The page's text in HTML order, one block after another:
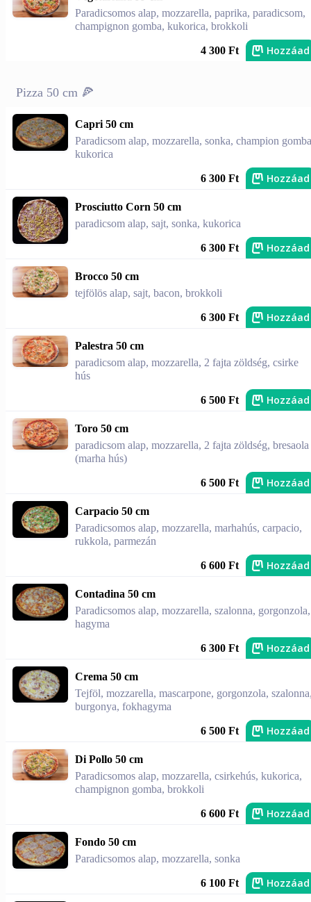
Paradicsomos alap, mozzarella, paprika, paradicsom,
champignon gomba, kukorica, brokkoli
4 300 Ft Hozzáad
Pizza 50 cm 🍕
Capri 50 cm
Paradicsom alap, mozzarella, sonka, champion
kukorica
6 300 Ft Hozzáad
Prosciutto Corn 50 cm
paradicsom alap, sajt, sonka, kukorica
6 300 Ft Hozzáad
Brocco 50 cm
tejfölös alap, sajt, bacon, brokkoli
6 300 Ft Hozzáad
Palestra 50 cm
paradicsom alap, mozzarella, 2 fajta zöldség, csirke
hús
6 500 Ft Hozzáad
Toro 50 cm
paradicsom alap, mozzarella, 2 fajta zöldség, bresaola
(marha hús)
6 500 Ft Hozzáad
Carpacio 50 cm
Paradicsomos alap, mozzarella, marhahús, carpacio,
rukkola, parmezán
6 600 Ft Hozzáad
Contadina 50 cm
Paradicsomos alap, mozzarella, szalonna, gorgonzola,
hagyma
6 300 Ft Hozzáad
Crema 50 cm
Tejföl, mozzarella, mascarpone, gorgonzola,
burgonya, fokhagyma
6 500 Ft Hozzáad
Di Pollo 50 cm
Paradicsomos alap, mozzarella, csirkehús, kukorica,
champignon gomba, brokkoli
6 600 Ft Hozzáad
Fondo 50 cm
Paradicsomos alap, mozzarella, sonka
6 100 Ft Hozzáad